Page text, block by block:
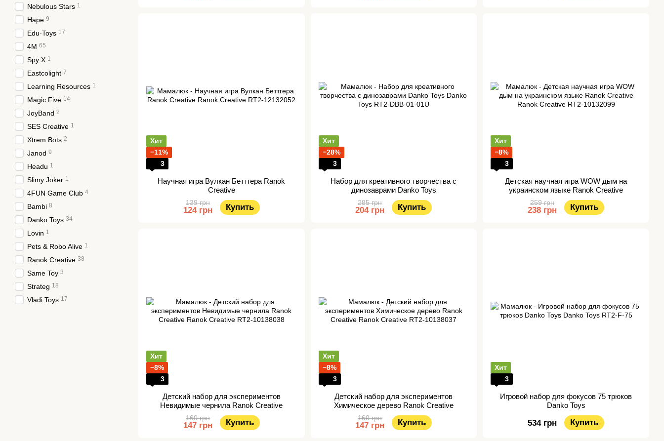
Хит
−11%
3
Научная игра Вулкан Беттгера Ranok
Creative
139 грн
124 грн Купить
Хит
−28%
3
Набор для креативного творчества с
динозаврами Danko Toys
285 грн
204 грн Купить
Хит
−8%
3
Детская научная игра WOW дым на
украинском языке Ranok Creative
259 грн
238 грн Купить
Хит
−8%
3
Детский набор для экспериментов
Невидимые чернила Ranok Creative
160 грн
147 грн Купить
Хит
−8%
3
Детский набор для экспериментов
Химическое дерево Ranok Creative
160 грн
147 грн Купить
Хит
3
Игровой набор для фокусов 75 трюков
Danko Toys
534 грн Купить
Nebulous Stars 1
Hape 9
Edu-Toys 17
4M 65
Spy X 1
Eastcolight 7
Learning Resources 1
Magic Five 14
JoyBand 2
SES Creative 1
Xtrem Bots 2
Janod 9
Headu 1
Slimy Joker 1
4FUN Game Club 4
Bambi 8
Danko Toys 34
Lovin 1
Pets & Robo Alive 1
Ranok Creative 38
Same Toy 3
Strateg 18
Vladi Toys 17